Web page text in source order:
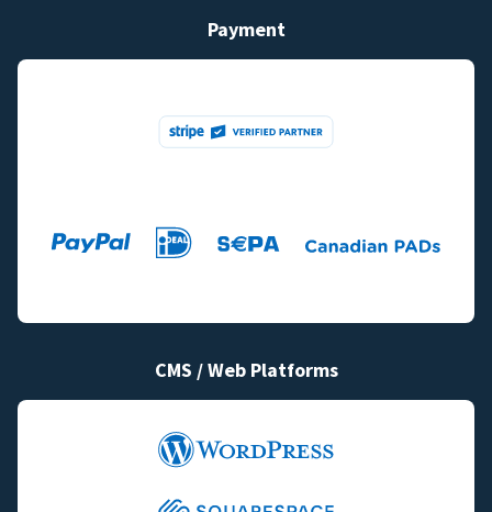
Payment
CMS / Web Platforms